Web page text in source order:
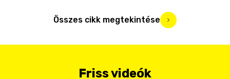
Összes cikk megtekintése
Friss videók